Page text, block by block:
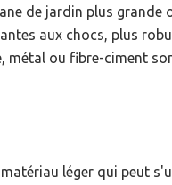
de jardin plus
aux chocs, plus
métal ou fibre-ciment
léger qui peut